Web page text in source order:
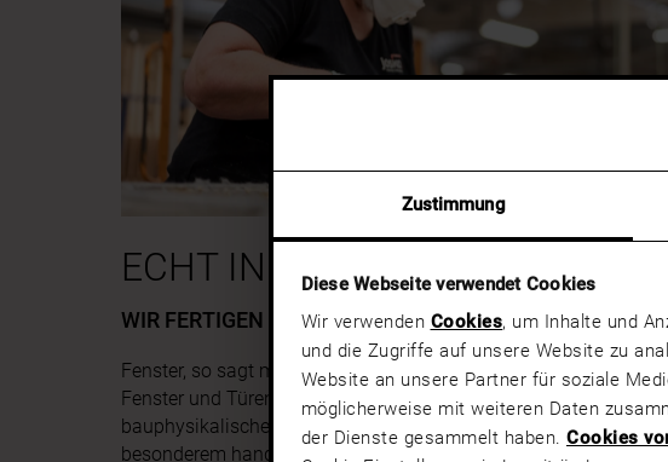
Zustimmung
Diese Webseite verwendet Cookies
Wir verwenden Cookies, um Inhalte und
und die Zugriffe auf unsere Website zu
Website an unsere Partner für soziale
möglicherweise mit weiteren Daten
der Dienste gesammelt haben. Cookies
ECHT INDIVIDUELL
WIR FERTIGEN AUSSCHLIESSLICH AUF INDIVIDUELLE
Fenster, so sagt man, sind die Augen eines Hauses. Deshalb
Fenster und Türen aus Holz nicht nur als Funktionselemente, die
bauphysikalische Anforderungen erfüllen: Sie sind zugleich auch
besonderem handwerklichem Können gefertigte